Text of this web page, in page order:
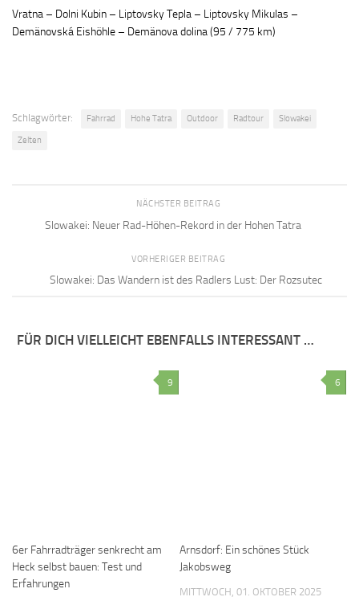
Vratna – Dolni Kubin – Liptovsky Tepla – Liptovsky Mikulas –
Demänovská Eishöhle – Demänova dolina (95 / 775 km)
Schlagwörter: Fahrrad Hohe Tatra Outdoor Radtour Slowakei
Zelten
NÄCHSTER BEITRAG
Slowakei: Neuer Rad-Höhen-Rekord in der Hohen Tatra
VORHERIGER BEITRAG
Slowakei: Das Wandern ist des Radlers Lust: Der Rozsutec
FÜR DICH VIELLEICHT EBENFALLS INTERESSANT …
9
6er Fahrradträger senkrecht am
Heck selbst bauen: Test und
Erfahrungen
6
Arnsdorf: Ein schönes Stück
Jakobsweg
MITTWOCH, 01. OKTOBER 2025